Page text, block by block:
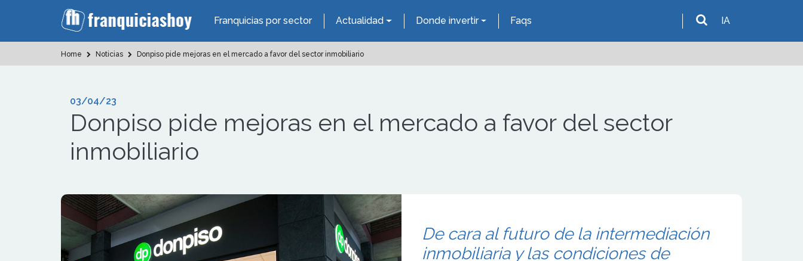
Franquicias por sector Actualidad Donde invertir Faqs IA
Home Noticias Donpiso pide mejoras en el mercado a favor del sector inmobiliario
03/04/23
Donpiso pide mejoras en el mercado a favor del sector
inmobiliario
De cara al futuro de la intermediación
inmobiliaria y las condiciones de